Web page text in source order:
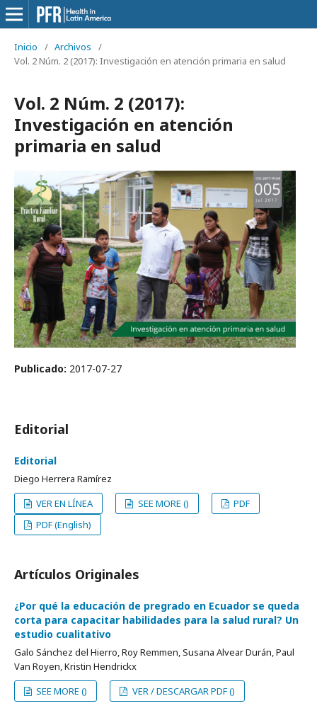
Inicio / Archivos
/
Vol. 2 Núm. 2 (2017): Investigación en atención primaria en salud
Vol. 2 Núm. 2 (2017):
Investigación en atención
primaria en salud
Publicado: 2017-07-27
Editorial
Editorial
Diego Herrera Ramírez
VER EN LÍNEA
SEE MORE ()
PDF
PDF (English)
Artículos Originales
¿Por qué la educación de pregrado en Ecuador se queda
corta para capacitar habilidades para la salud rural? Un
estudio cualitativo
Galo Sánchez del Hierro, Roy Remmen, Susana Alvear Durán, Paul
Van Royen, Kristin Hendrickx
SEE MORE ()
VER / DESCARGAR PDF ()